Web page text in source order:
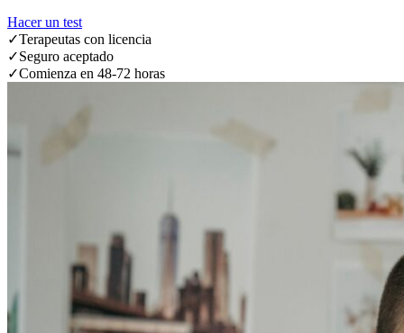
Hacer un test
✓Terapeutas con licencia
✓Seguro aceptado
✓Comienza en 48-72 horas